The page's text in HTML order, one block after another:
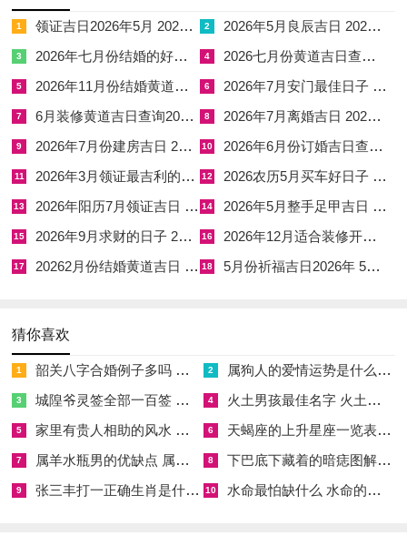
喜神：东南 福神：东北 财神：正北 阳贵神：东北 阴贵神：西
南；
今日所宜：开市，交易，立券，纳财，挂匾，入宅，安床，出
今日所忌：嫁娶，破土，安葬，行丧；
今日卦象：地泽临（临卦）临卦 教民保民 中上卦。
戊辰日土旺生金，金匮值神主库藏丰盈，若开业则资财稳固；然
辰戌冲，属狗者不宜，恐有破财之虞。土重埋金，需木疏土，故
宜在巳时悬挂绿植以通财路。
日期：2025年11月7日星期五；
岁次：乙巳年丙戌月庚午日岁煞北；
甲子五行：土 十二神：定执位 值神：司命（黄道日）；
彭祖百忌：庚不经络 午不苫盖；
1 领证吉日2026年5月 2026年5月领证吉日 2 2026年5月良辰吉日 2026年5月20日农历
3 2026年七月份结婚的好日子 2026年七月适合结婚的日子 4 2026七月份黄道吉日查询表 2026年七月六号的黄道吉日查询
5 2026年11月份结婚黄道吉日查询 2026年11月26日适合结婚吗 6 2026年7月安门最佳日子 2026年7月安门最吉利的黄道吉日
7 6月装修黄道吉日查询2026年 26年6月装修楼房吉日 8 2026年7月离婚吉日 2026年6月离婚吉日
9 2026年7月份建房吉日 2026年6月建房的最佳吉日 10 2026年6月份订婚吉日查询 2026年6月份订婚黄道吉日
11 2026年3月领证最吉利的日子 2026年6月最吉利的日子领证 12 2026农历5月买车好日子 农历5月提车有哪些好日子
13 2026年阳历7月领证吉日 2026年6月领证吉日 14 2026年5月整手足甲吉日 二0166年5月
15 2026年9月求财的日子 2026年9月求财最吉利的日子 16 2026年12月适合装修开工的黄道吉日 2026年阳历12月哪天适合装修开工
17 20262月份结婚黄道吉日 2o26年2月份结婚黄道吉日 18 5月份祈福吉日2026年 5月份祈福黄道吉日2026年
猜你喜欢
1 韶关八字合婚例子多吗 韶关八字测风水 2 属狗人的爱情运势是什么意思 属狗的人爱情观
3 城隍爷灵签全部一百签 城隍爷灵签解签大全 4 火土男孩最佳名字 火土属性的字男孩名字有哪些
5 家里有贵人相助的风水 家里有贵人是什么意思 6 天蝎座的上升星座一览表 天蝎座的上升星座查询
7 属羊水瓶男的优缺点 属羊水瓶座男生性格爱情观 8 下巴底下藏着的暗痣图解 下巴尖底下有痣代表什么
9 张三丰打一正确生肖是什么意思 张三丰是指什么生肖 10 水命最怕缺什么 水命的人忌什么